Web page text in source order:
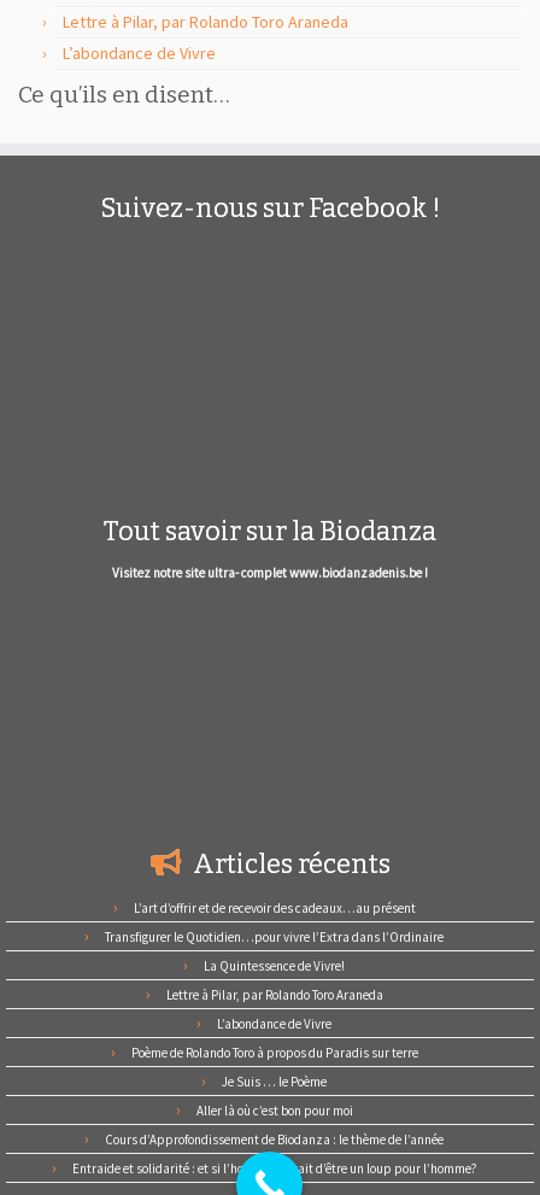
Lettre à Pilar, par Rolando Toro Araneda
L’abondance de Vivre
Ce qu’ils en disent…
Suivez-nous sur Facebook !
Tout savoir sur la Biodanza
Visitez notre site ultra- complet www.biodanzadenis.be !
Articles récents
L’art d’offrir et de recevoir des cadeaux…au présent
Transfigurer le Quotidien…pour vivre l’Extra dans l’Ordinaire
La Quintessence de Vivre!
Lettre à Pilar, par Rolando Toro Araneda
L’abondance de Vivre
Poème de Rolando Toro à propos du Paradis sur terre
Je Suis … le Poème
Aller là où c’est bon pour moi
Cours d’Approfondissement de Biodanza : le thème de l’année
Entraide et solidarité : et si l’homme cessait d’être un loup pour l’homme?